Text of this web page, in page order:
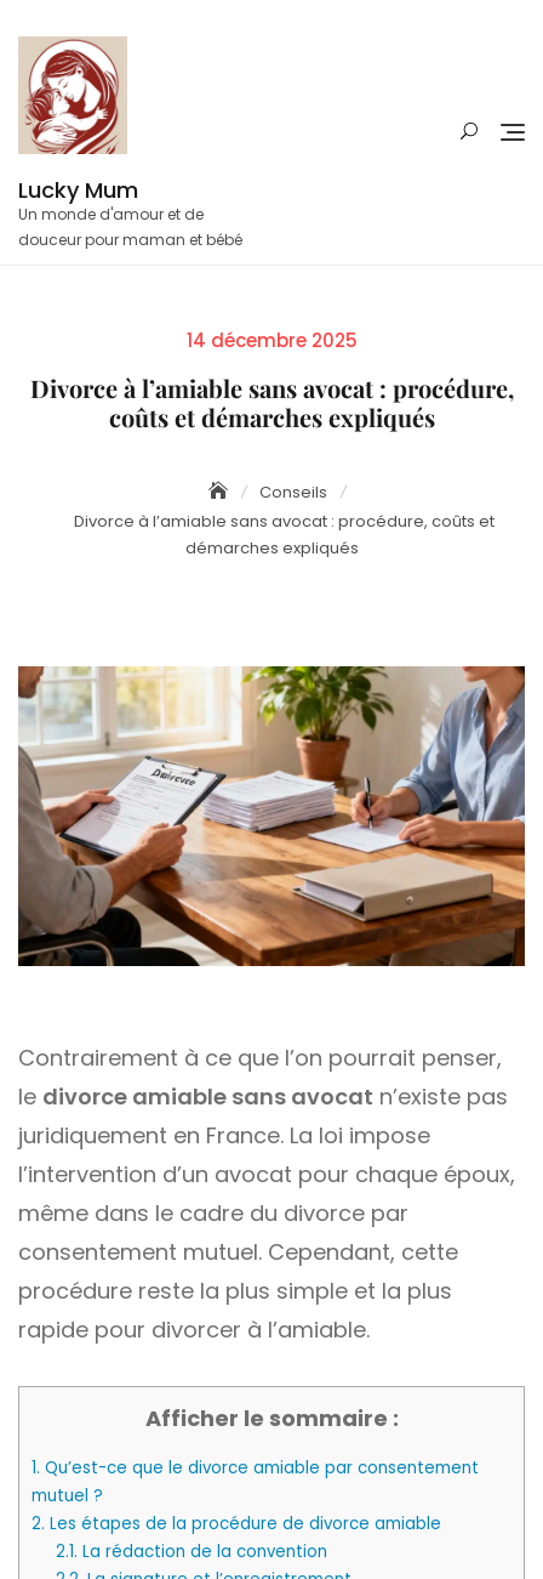
content
Lucky Mum
Un monde d'amour et de
douceur pour maman et bébé
Posted
14 décembre 2025
Divorce à l’amiable sans avocat : procédure,
coûts et démarches expliqués
Conseils
Divorce à l’amiable sans avocat : procédure, coûts et
démarches expliqués
Contrairement à ce que l’on pourrait penser,
le divorce amiable sans avocat n’existe pas
juridiquement en France. La loi impose
l’intervention d’un avocat pour chaque époux,
même dans le cadre du divorce par
consentement mutuel. Cependant, cette
procédure reste la plus simple et la plus
rapide pour divorcer à l’amiable.
Afficher le sommaire :
1. Qu’est-ce que le divorce amiable par consentement
mutuel ?
2. Les étapes de la procédure de divorce amiable
2.1. La rédaction de la convention